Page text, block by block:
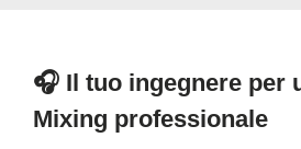
🎧 Il tuo ingegnere per
Mixing professionale